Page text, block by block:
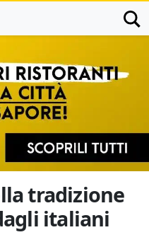
tradizione
italiani